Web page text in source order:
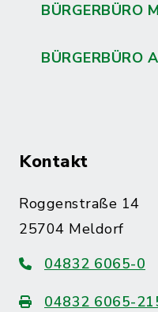
BÜRGERBÜRO
BÜRGERBÜRO
Kontakt
Roggenstraße 14
25704 Meldorf
04832 6065-0
04832 6065-